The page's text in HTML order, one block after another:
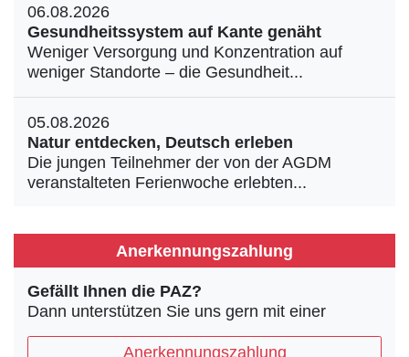
06.08.2026
Gesundheitssystem auf Kante genäht
Weniger Versorgung und Konzentration auf
weniger Standorte – die Gesundheit...
05.08.2026
Natur entdecken, Deutsch erleben
Die jungen Teilnehmer der von der AGDM
veranstalteten Ferienwoche erlebten...
Anerkennungszahlung
Gefällt Ihnen die PAZ?
Dann unterstützen Sie uns gern mit einer
Anerkennungszahlung